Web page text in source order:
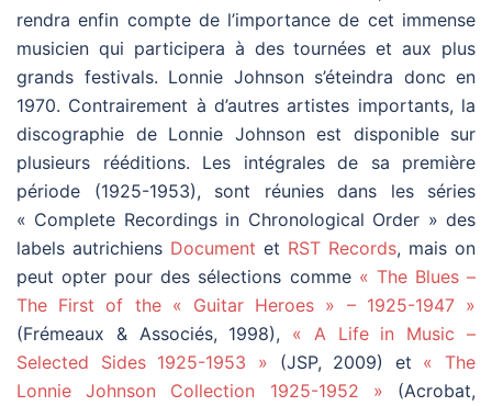
rendra enfin compte de l’importance de cet immense
musicien qui participera à des tournées et aux plus
grands festivals. Lonnie Johnson s’éteindra donc en
1970. Contrairement à d’autres artistes importants, la
discographie de Lonnie Johnson est disponible sur
plusieurs rééditions. Les intégrales de sa première
période (1925-1953), sont réunies dans les séries
« Complete Recordings in Chronological Order » des
labels autrichiens Document et RST Records, mais on
peut opter pour des sélections comme « The Blues –
The First of the « Guitar Heroes » – 1925-1947 »
(Frémeaux & Associés, 1998), « A Life in Music –
Selected Sides 1925-1953 » (JSP, 2009) et « The
Lonnie Johnson Collection 1925-1952 » (Acrobat,